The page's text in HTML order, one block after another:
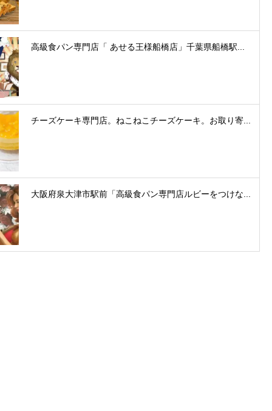
高級食パン専門店「 あせる王様船橋店」千葉県船橋駅...
チーズケーキ専門店。ねこねこチーズケーキ。お取り寄...
大阪府泉大津市駅前「高級食パン専門店ルビーをつけな...